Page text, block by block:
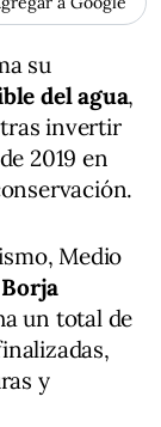
su
del agua,
invertir
2019 en
Medio
Borja
un total de
y